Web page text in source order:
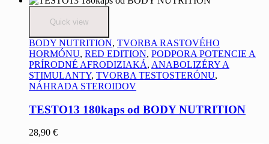
Quick view
BODY NUTRITION, TVORBA RASTOVÉHO
HORMÓNU, RED EDITION, PODPORA POTENCIE A
PRÍRODNÉ AFRODIZIAKÁ, ANABOLIZÉRY A
STIMULANTY, TVORBA TESTOSTERÓNU,
NÁHRADA STEROIDOV
TESTO13 180kaps od BODY NUTRITION
28,90 €